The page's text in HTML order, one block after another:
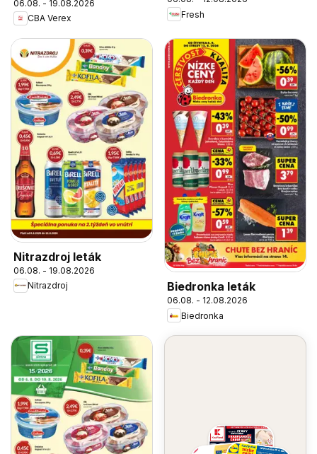
06.08. - 19.08.2026
CBA Verex
Fresh
Nitrazdroj leták
06.08. - 19.08.2026
Nitrazdroj
Biedronka leták
06.08. - 12.08.2026
Biedronka